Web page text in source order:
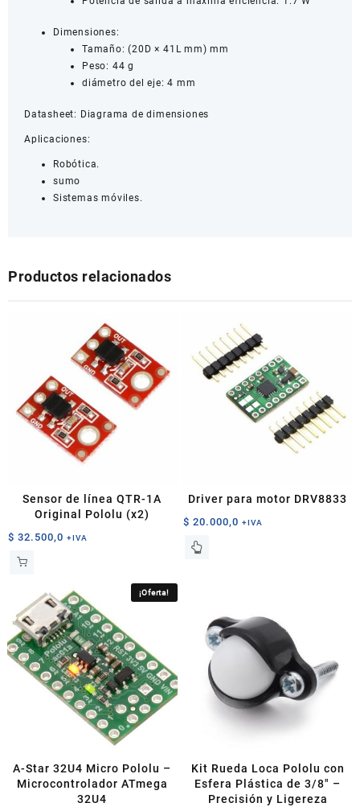
Dimensiones:
Tamaño: (20D × 41L mm) mm
Peso: 44 g
diámetro del eje: 4 mm
Datasheet: Diagrama de dimensiones
Aplicaciones:
Robótica.
sumo
Sistemas móviles.
Productos relacionados
Sensor de línea QTR-1A
Original Pololu (x2)
$ 32.500,0 +IVA
Driver para motor DRV8833
$ 20.000,0 +IVA
¡Oferta!
A-Star 32U4 Micro Pololu –
Microcontrolador ATmega
32U4
Kit Rueda Loca Pololu con
Esfera Plástica de 3/8″ –
Precisión y Ligereza